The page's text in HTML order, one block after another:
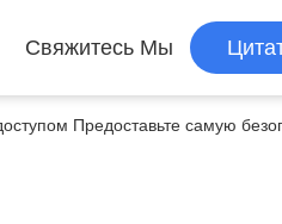
Свяжитесь Мы
Предоставьте самую